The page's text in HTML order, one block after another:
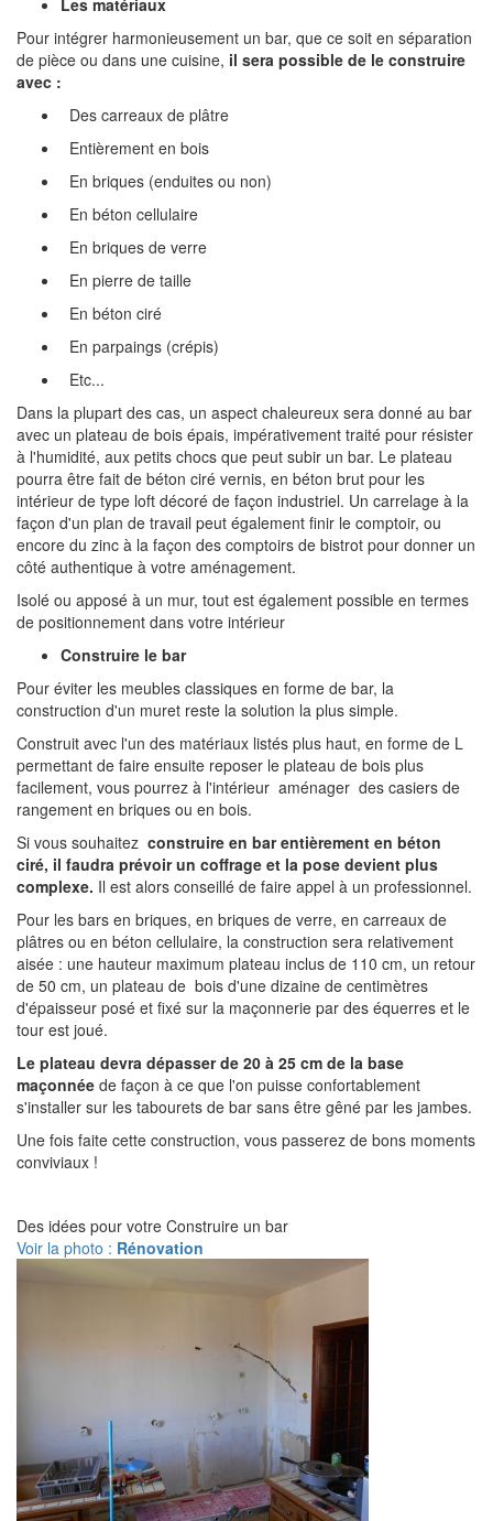
Les matériaux
Pour intégrer harmonieusement un bar, que ce soit en séparation
de pièce ou dans une cuisine, il sera possible de le construire
avec :
Des carreaux de plâtre
Entièrement en bois
En briques (enduites ou non)
En béton cellulaire
En briques de verre
En pierre de taille
En béton ciré
En parpaings (crépis)
Etc...
Dans la plupart des cas, un aspect chaleureux sera donné au bar
avec un plateau de bois épais, impérativement traité pour résister
à l'humidité, aux petits chocs que peut subir un bar. Le plateau
pourra être fait de béton ciré vernis, en béton brut pour les
intérieur de type loft décoré de façon industriel. Un carrelage à la
façon d'un plan de travail peut également finir le comptoir, ou
encore du zinc à la façon des comptoirs de bistrot pour donner un
côté authentique à votre aménagement.
Isolé ou apposé à un mur, tout est également possible en termes
de positionnement dans votre intérieur
Construire le bar
Pour éviter les meubles classiques en forme de bar, la
construction d'un muret reste la solution la plus simple.
Construit avec l'un des matériaux listés plus haut, en forme de L
permettant de faire ensuite reposer le plateau de bois plus
facilement, vous pourrez à l'intérieur aménager des casiers de
rangement en briques ou en bois.
Si vous souhaitez construire en bar entièrement en béton
ciré, il faudra prévoir un coffrage et la pose devient plus
complexe. Il est alors conseillé de faire appel à un professionnel.
Pour les bars en briques, en briques de verre, en carreaux de
plâtres ou en béton cellulaire, la construction sera relativement
aisée : une hauteur maximum plateau inclus de 110 cm, un retour
de 50 cm, un plateau de bois d'une dizaine de centimètres
d'épaisseur posé et fixé sur la maçonnerie par des équerres et le
tour est joué.
Le plateau devra dépasser de 20 à 25 cm de la base
maçonnée de façon à ce que l'on puisse confortablement
s'installer sur les tabourets de bar sans être gêné par les jambes.
Une fois faite cette construction, vous passerez de bons moments
conviviaux !
Des idées pour votre Construire un bar
Voir la photo : Rénovation